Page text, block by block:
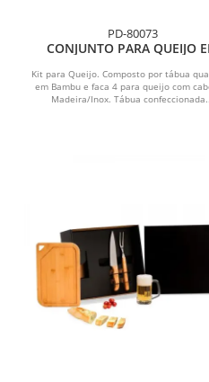
PD-80073
CONJUNTO PARA QUEIJO
Kit para Queijo. Composto por tábua
em Bambu e faca 4 para queijo com
Madeira/Inox. Tábua